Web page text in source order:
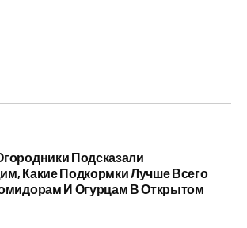
Подсказали
Какие Подкормки Лучше Всего
И Огурцам В Открытом